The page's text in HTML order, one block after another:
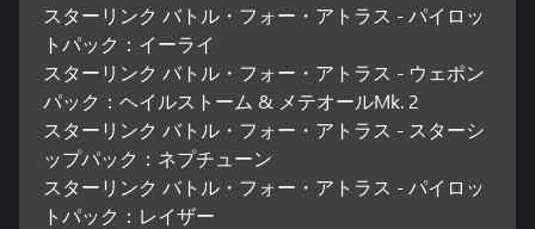
スターリンク バトル・フォー・アトラス - パイロッ
トパック：イーライ
スターリンク バトル・フォー・アトラス - ウェポン
パック：ヘイルストーム & メテオールMk. 2
スターリンク バトル・フォー・アトラス - スターシ
ップパック：ネプチューン
スターリンク バトル・フォー・アトラス - パイロッ
トパック：レイザー